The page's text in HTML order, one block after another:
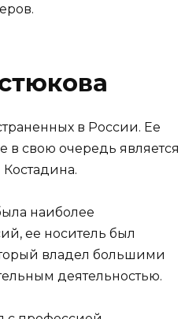
в России. Ее
в свою очередь является
наиболее
ее носитель был
владел большими
деятельностью.